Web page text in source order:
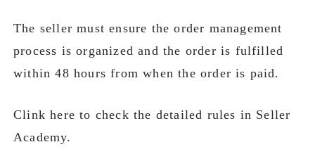
The seller must ensure the order management
process is organized and the order is fulfilled
within 48 hours from when the order is paid.
Clink here to check the detailed rules in Seller
Academy.